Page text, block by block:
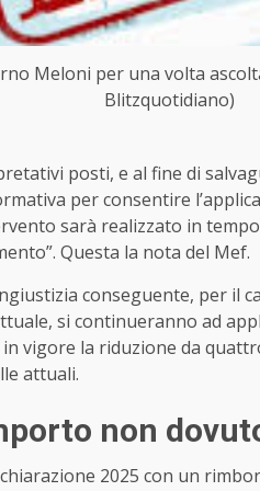
Meloni per una volta
Blitzquotidiano)
posti, e al fine di
per consentire
sarà realizzato in
Questa la nota del Mef.
conseguente, per il
si continueranno ad
vigore la riduzione da
attuali.
non
2025 con un